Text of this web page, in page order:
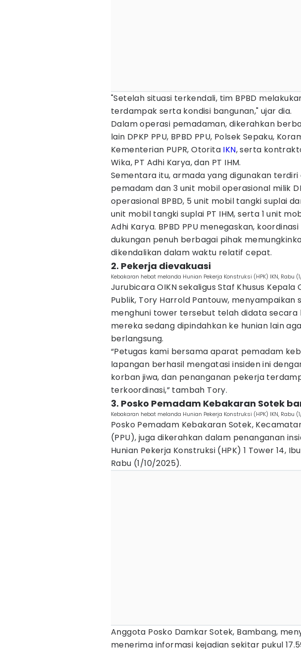
"Setelah situasi terkendali, tim BPBD
terdampak serta kondisi bangunan," ujar dia.
Dalam operasi pemadaman, dikerahkan
lain DPKP PPU, BPBD PPU, Polsek Sepaku,
Kementerian PUPR, Otorita IKN, serta
Wika, PT Adhi Karya, dan PT IHM.
Sementara itu, armada yang digunakan
pemadam dan 3 unit mobil operasional milik
operasional BPBD, 5 unit mobil tangki suplai
unit mobil tangki suplai PT IHM, serta 1 unit
Adhi Karya. BPBD PPU menegaskan,
dukungan penuh berbagai pihak
dikendalikan dalam waktu relatif cepat.
2. Pekerja dievakuasi
Kebakaran hebat melanda Hunian Pekerja Konstruksi (HPK) IKN, Rabu
Jurubicara OIKN sekaligus Staf Khusus Kepala
Publik, Tory Harrold Pantouw, menyampaikan
menghuni tower tersebut telah didata secara
mereka sedang dipindahkan ke hunian lain
berlangsung.
“Petugas kami bersama aparat pemadam
lapangan berhasil mengatasi insiden ini
korban jiwa, dan penanganan pekerja
terkoordinasi,” tambah Tory.
3. Posko Pemadam Kebakaran Sotek
Kebakaran hebat melanda Hunian Pekerja Konstruksi (HPK) IKN, Rabu
Posko Pemadam Kebakaran Sotek,
(PPU), juga dikerahkan dalam penanganan
Hunian Pekerja Konstruksi (HPK) 1 Tower 14,
Rabu (1/10/2025).
Anggota Posko Damkar Sotek, Bambang,
menerima informasi kejadian sekitar pukul